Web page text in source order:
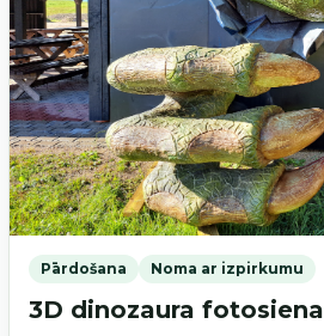
Pārdošana Noma ar izpirkumu
3D dinozaura fotosiena